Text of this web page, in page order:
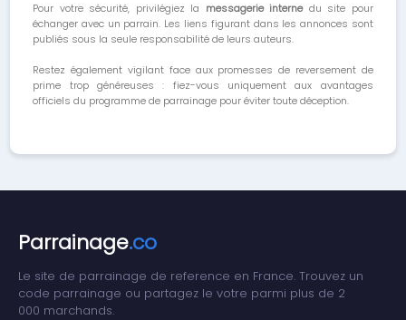
Pour votre sécurité, privilégiez la messagerie internedu site pour
échanger avec un parrain. Les liens figurant dans les annonces sont
publiés sous la seule responsabilité de leurs auteurs.
Restez également vigilant face aux promesses de reversement de
prime trop généreuses : fiez-vous uniquement aux avantages
officiels du programme de parrainage pour éviter toute déception.
Parrainage.co
Le site de parrainage de reference en France. Trouvez un
code parrainage ou partagez le votre parmi plus de 2
000 marchands.